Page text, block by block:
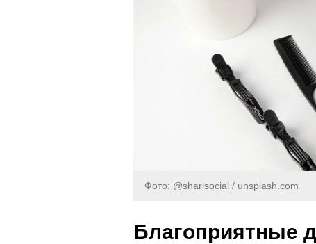
Фото: @sharisocial / unsplash.com
Благоприятные